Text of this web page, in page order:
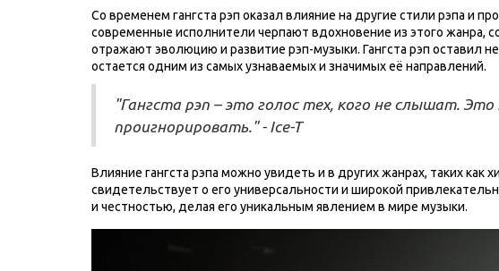
Со временем гангста рэп оказал влияние на другие стили рэпа и
современные исполнители черпают вдохновение из этого жанра,
отражают эволюцию и развитие рэп-музыки. Гангста рэп оставил
остается одним из самых узнаваемых и значимых её направлений.
"Гангста рэп – это голос тех, кого не слышат.
проигнорировать." - Ice-T
Влияние гангста рэпа можно увидеть и в других жанрах, таких как
свидетельствует о его универсальности и широкой
и честностью, делая его уникальным явлением в мире музыки.